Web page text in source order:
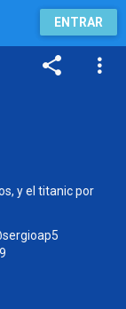
ENTRAR
y el titanic por